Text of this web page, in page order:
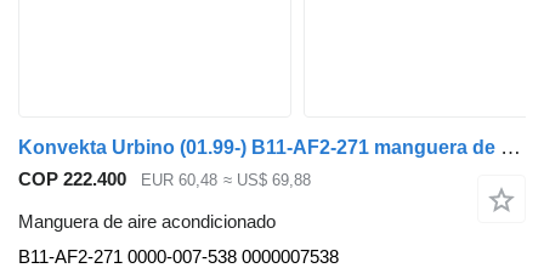
Konvekta Urbino (01.99-) B11-AF2-271 manguera de aire acondicionado para Solaris Urbino, Alpino, Vacanza (1999-) autobús
COP 222.400 EUR 60,48 ≈ US$ 69,88
Manguera de aire acondicionado
B11-AF2-271 0000-007-538 0000007538